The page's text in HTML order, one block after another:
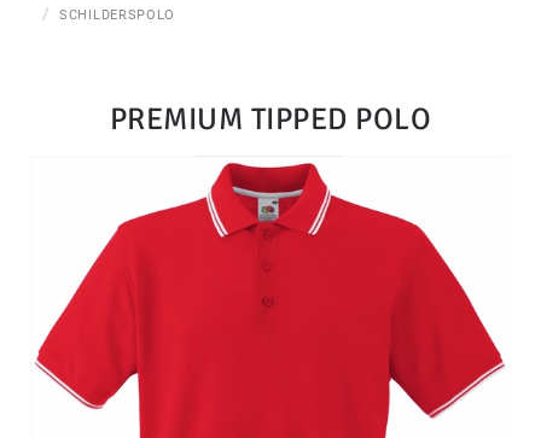
SCHILDERSPOLO
PREMIUM TIPPED POLO